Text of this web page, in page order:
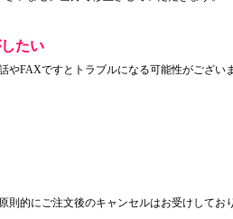
たい
やFAXですとトラブルになる可能性がござい
則的にご注文後のキャンセルはお受けしてお